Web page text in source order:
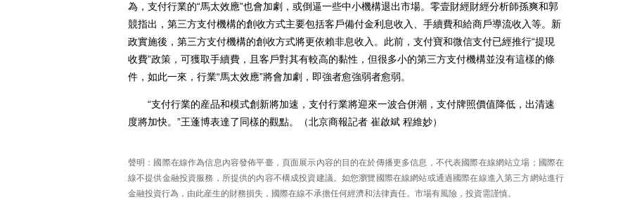
為，支付行業的“馬太效應”也會加劇，或倒逼一些中小機構退出市場。零壹財經財經分析師孫爽和郭
競指出，第三方支付機構的創收方式主要包括客戶備付金利息收入、手續費和給商戶導流收入等。新
政實施後，第三方支付機構的創收方式將更依賴非息收入。此前，支付寶和微信支付已經推行“提現
收費”政策，可獲取手續費，且客戶對其有較高的黏性，但很多小的第三方支付機構並沒有這樣的條
件，如此一來，行業“馬太效應”將會加劇，即強者愈強弱者愈弱。
“支付行業的産品和模式創新將加速，支付行業將迎來一波合併潮，支付牌照價值降低，出清速
度將加快。”王蓬博表達了同樣的觀點。（北京商報記者 崔啟斌 程維妙）
聲明：國際在線作為信息內容發佈平臺，頁面展示內容的目的在於傳播更多信息，不代表國際在線網站立場；國際在
線不提供金融投資服務，所提供的內容不構成投資建議。如您瀏覽國際在線網站或通過國際在線進入第三方網站進行
金融投資行為，由此産生的財務損失，國際在線不承擔任何經濟和法律責任。市場有風險，投資需謹慎。